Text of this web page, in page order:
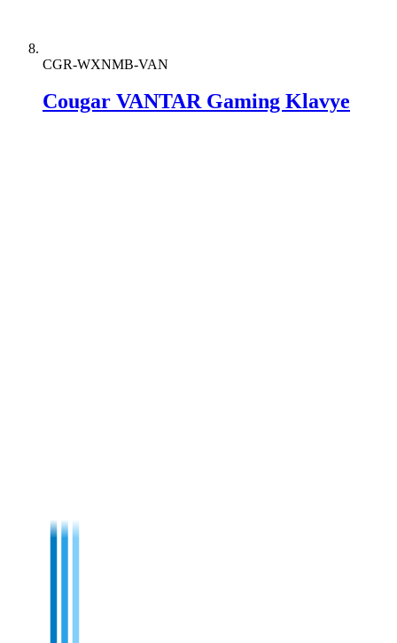
CGR-WXNMB-VAN
Cougar VANTAR Gaming Klavye